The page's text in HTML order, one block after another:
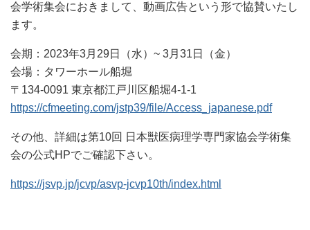
会学術集会におきまして、動画広告という形で協賛いたし
ます。
会期：2023年3月29日（水）~ 3月31日（金）
会場：タワーホール船堀
〒134-0091 東京都江戸川区船堀4-1-1
https://cfmeeting.com/jstp39/file/Access_japanese.pdf
その他、詳細は第10回 日本獣医病理学専門家協会学術集
会の公式HPでご確認下さい。
https://jsvp.jp/jcvp/asvp-jcvp10th/index.html